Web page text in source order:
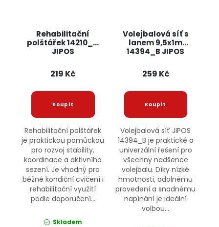
Rehabilitační
polštářek 14210_N
JIPOS
219 Kč
Rehabilitační polštářek
je praktickou pomůckou
pro rozvoj stability,
koordinace a aktivního
sezení. Je vhodný pro
běžné kondiční cvičení i
rehabilitační využití
podle doporučení...
Skladem
Volejbalová síť s
lanem 9,5x1m
14394_B JIPOS
259 Kč
Volejbalová síť JIPOS
14394_B je praktické a
univerzální řešení pro
všechny nadšence
volejbalu. Díky nízké
hmotnosti, odolnému
provedení a snadnému
napínání je ideální
volbou...